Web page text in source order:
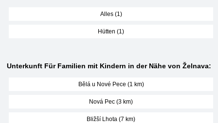
Alles (1)
Hütten (1)
Unterkunft Für Familien mit Kindern in der Nähe von Želnava:
Bělá u Nové Pece (1 km)
Nová Pec (3 km)
Bližší Lhota (7 km)